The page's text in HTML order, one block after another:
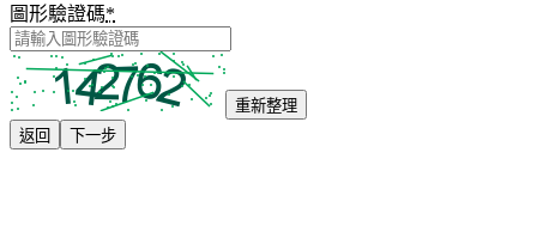
圖形驗證碼*
重新整理
返回
下一步